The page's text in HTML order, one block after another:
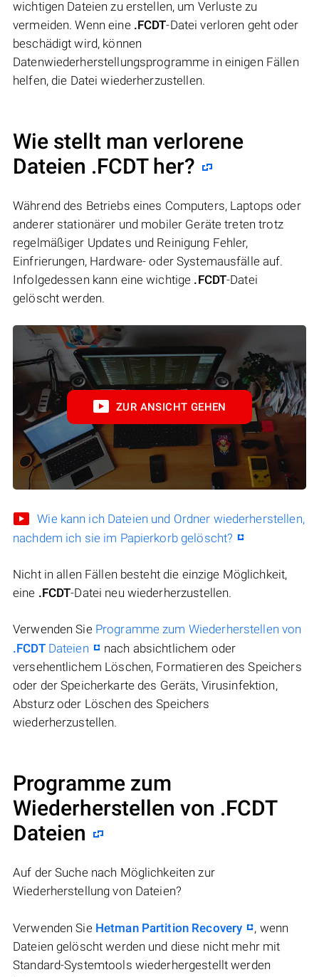
wichtigen Dateien zu erstellen, um Verluste zu
vermeiden. Wenn eine .FCDT-Datei verloren geht oder
beschädigt wird, können
Datenwiederherstellungsprogramme in einigen Fällen
helfen, die Datei wiederherzustellen.
Wie stellt man verlorene
Dateien .FCDT her?
Während des Betriebs eines Computers, Laptops oder
anderer stationärer und mobiler Geräte treten trotz
regelmäßiger Updates und Reinigung Fehler,
Einfrierungen, Hardware- oder Systemausfälle auf.
Infolgedessen kann eine wichtige .FCDT-Datei
gelöscht werden.
ZUR ANSICHT GEHEN
Wie kann ich Dateien und Ordner wiederherstellen,
nachdem ich sie im Papierkorb gelöscht?
Nicht in allen Fällen besteht die einzige Möglichkeit,
eine .FCDT-Datei neu wiederherzustellen.
Verwenden Sie Programme zum Wiederherstellen von
.FCDTDateien
nach absichtlichem oder
versehentlichem Löschen, Formatieren des Speichers
oder der Speicherkarte des Geräts, Virusinfektion,
Absturz oder Löschen des Speichers
wiederherzustellen.
Programme zum
Wiederherstellen von .FCDT
Dateien
Auf der Suche nach Möglichkeiten zur
Wiederherstellung von Dateien?
Verwenden Sie Hetman Partition Recovery
, wenn
Dateien gelöscht werden und diese nicht mehr mit
Standard-Systemtools wiederhergestellt werden